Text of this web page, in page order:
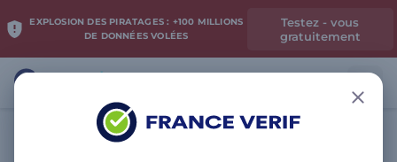
EXPLOSION DES PIRATAGES : +100 MILLIONS
DE DONNÉES VOLÉES
Testez - vous
gratuitement